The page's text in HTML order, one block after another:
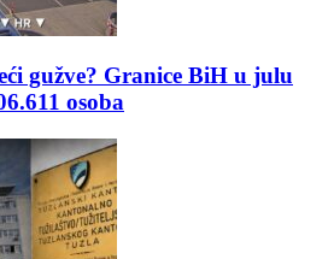
gužve? Granice BiH u julu
osoba